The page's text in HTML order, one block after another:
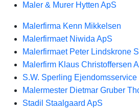
Maler & Murer Hytten ApS
Malerfirma Kenn Mikkelsen
Malerfirmaet Niwida ApS
Malerfirmaet Peter Lindskrone
Malerfirm Klaus Christoffersen
S.W. Sperling Ejendomsservice
Malermester Dietmar Gruber
Stadil Staalgaard ApS